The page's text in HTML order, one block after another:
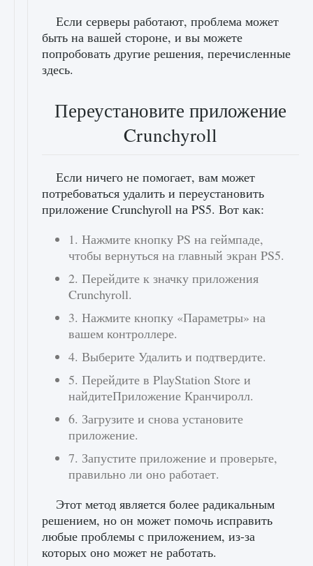
Если серверы работают, проблема может
быть на вашей стороне, и вы можете
попробовать другие решения, перечисленные
здесь.
Переустановите приложение
Crunchyroll
Если ничего не помогает, вам может
потребоваться удалить и переустановить
приложение Crunchyroll на PS5. Вот как:
1. Нажмите кнопку PS на геймпаде,
чтобы вернуться на главный экран PS5.
2. Перейдите к значку приложения
Crunchyroll.
3. Нажмите кнопку «Параметры» на
вашем контроллере.
4. Выберите Удалить и подтвердите.
5. Перейдите в PlayStation Store и
найдитеПриложение Кранчиролл.
6. Загрузите и снова установите
приложение.
7. Запустите приложение и проверьте,
правильно ли оно работает.
Этот метод является более радикальным
решением, но он может помочь исправить
любые проблемы с приложением, из-за
которых оно может не работать.